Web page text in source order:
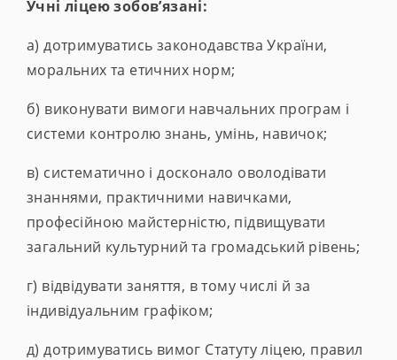
Учні ліцеюзобов’язані:
а) дотримуватись законодавства України,
моральних та етичних норм;
б) виконувати вимоги навчальних програм і
системи контролю знань, умінь, навичок;
в) систематично і досконало оволодівати
знаннями, практичними навичками,
професійною майстерністю, підвищувати
загальний культурний та громадський рівень;
г) відвідувати заняття, в тому числі й за
індивідуальним графіком;
д) дотримуватись вимог Статуту ліцею, правил